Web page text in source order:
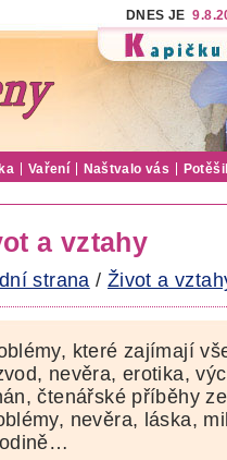
DNES JE
Vaření Naštvalo vás
a vztahy
strana / Život a
které zajímají
nevěra, erotika,
čtenářské příběhy
nevěra, láska,